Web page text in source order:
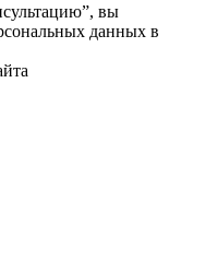
вы
данных в